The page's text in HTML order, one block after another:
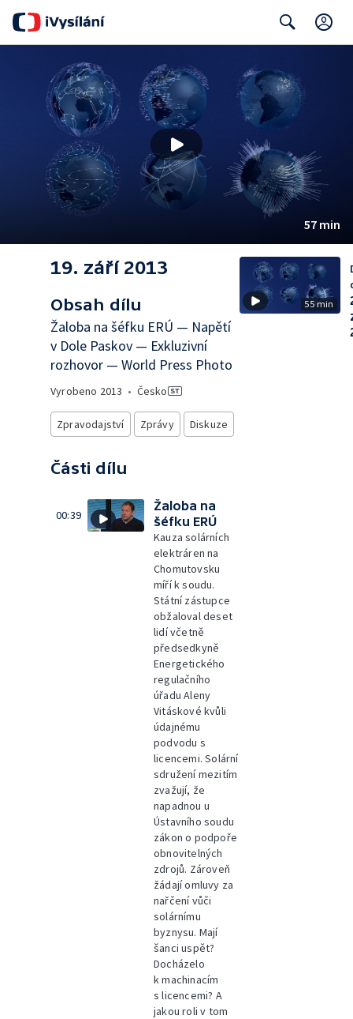
57 min
19. září 2013
Obsah dílu
Žaloba na šéfku ERÚ — Napětí
v Dole Paskov — Exkluzivní
rozhovor — World Press Photo
Vyrobeno 2013 • Česko
Zpravodajství Zprávy Diskuze
Části dílu
00:39
Žaloba na
šéfku ERÚ
Kauza solárních
elektráren na
Chomutovsku
míří k soudu.
Státní zástupce
obžaloval deset
lidí včetně
předsedkyně
Energetického
regulačního
úřadu Aleny
Vitáskové kvůli
údajnému
podvodu s
licencemi. Solární
sdružení mezitím
zvažují, že
napadnou u
Ústavního soudu
zákon o podpoře
obnovitelných
zdrojů. Zároveň
žádají omluvy za
nařčení vůči
solárnímu
byznysu. Mají
šanci uspět?
Docházelo
k machinacím
s licencemi? A
jakou roli v tom
55 min